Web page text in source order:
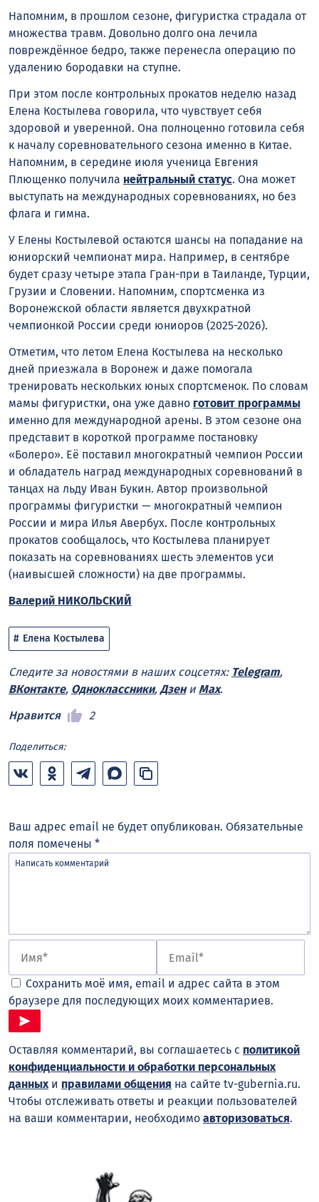
Напомним, в прошлом сезоне, фигуристка страдала от
множества травм. Довольно долго она лечила
повреждённое бедро, также перенесла операцию по
удалению бородавки на ступне.
При этом после контрольных прокатов неделю назад
Елена Костылева говорила, что чувствует себя
здоровой и уверенной. Она полноценно готовила себя
к началу соревновательного сезона именно в Китае.
Напомним, в середине июля ученица Евгения
Плющенко получила нейтральный статус. Она может
выступать на международных соревнованиях, но без
флага и гимна.
У Елены Костылевой остаются шансы на попадание на
юниорский чемпионат мира. Например, в сентябре
будет сразу четыре этапа Гран-при в Таиланде, Турции,
Грузии и Словении. Напомним, спортсменка из
Воронежской области является двухкратной
чемпионкой России среди юниоров (2025-2026).
Отметим, что летом Елена Костылева на несколько
дней приезжала в Воронеж и даже помогала
тренировать нескольких юных спортсменок. По словам
мамы фигуристки, она уже давно готовит программы
именно для международной арены. В этом сезоне она
представит в короткой программе постановку
«Болеро». Её поставил многократный чемпион России
и обладатель наград международных соревнований в
танцах на льду Иван Букин. Автор произвольной
программы фигуристки — многократный чемпион
России и мира Илья Авербух. После контрольных
прокатов сообщалось, что Костылева планирует
показать на соревнованиях шесть элементов уси
(наивысшей сложности) на две программы.
Валерий НИКОЛЬСКИЙ
Елена Костылева
Следите за новостями в наших соцсетях: Telegram,
ВКонтакте, Одноклассники, Дзени Max.
Нравится
2
Поделиться:
Ваш адрес email не будет опубликован. Обязательные
поля помечены *
Сохранить моё имя, email и адрес сайта в этом
браузере для последующих моих комментариев.
Оставляя комментарий, вы соглашаетесь с политикой
конфиденциальности и обработки персональных
данныхи правилами общения на сайте tv-gubernia.ru.
Чтобы отслеживать ответы и реакции пользователей
на ваши комментарии, необходимо авторизоваться.